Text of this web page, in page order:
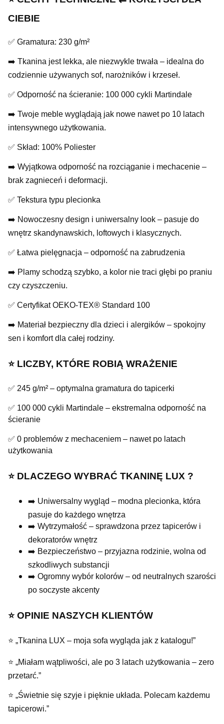
CIEBIE
✅ Gramatura: 230 g/m²
➡️ Tkanina jest lekka, ale niezwykle trwała – idealna do
codziennie używanych sof, narożników i krzeseł.
✅ Odporność na ścieranie: 100 000 cykli Martindale
➡️ Twoje meble wyglądają jak nowe nawet po 10 latach
intensywnego użytkowania.
✅ Skład: 100% Poliester
➡️ Wyjątkowa odporność na rozciąganie i mechacenie –
brak zagnieceń i deformacji.
✅ Tekstura typu plecionka
➡️ Nowoczesny design i uniwersalny look – pasuje do
wnętrz skandynawskich, loftowych i klasycznych.
✅ Łatwa pielęgnacja – odporność na zabrudzenia
➡️ Plamy schodzą szybko, a kolor nie traci głębi po praniu
czy czyszczeniu.
✅ Certyfikat OEKO-TEX® Standard 100
➡️ Materiał bezpieczny dla dzieci i alergików – spokojny
sen i komfort dla całej rodziny.
⭐️ LICZBY, KTÓRE ROBIĄ WRAŻENIE
✅ 245 g/m² – optymalna gramatura do tapicerki
✅ 100 000 cykli Martindale – ekstremalna odporność na
ścieranie
✅ 0 problemów z mechaceniem – nawet po latach
użytkowania
⭐️ DLACZEGO WYBRAĆ TKANINĘ LUX ?
➡️ Uniwersalny wygląd – modna plecionka, która
pasuje do każdego wnętrza
➡️ Wytrzymałość – sprawdzona przez tapicerów i
dekoratorów wnętrz
➡️ Bezpieczeństwo – przyjazna rodzinie, wolna od
szkodliwych substancji
➡️ Ogromny wybór kolorów – od neutralnych szarości
po soczyste akcenty
⭐️ OPINIE NASZYCH KLIENTÓW
⭐ „Tkanina LUX – moja sofa wygląda jak z katalogu!”
⭐ „Miałam wątpliwości, ale po 3 latach użytkowania – zero
przetarć.”
⭐ „Świetnie się szyje i pięknie układa. Polecam każdemu
tapicerowi.”